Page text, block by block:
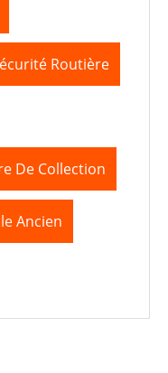
Routière
De Collection
Ancien